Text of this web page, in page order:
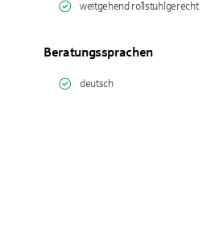
weitgehend rollstuhlgerecht
Beratungssprachen
deutsch